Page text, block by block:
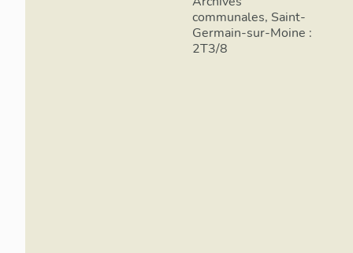
communales, Saint-
Germain-sur-Moine :
2T3/8